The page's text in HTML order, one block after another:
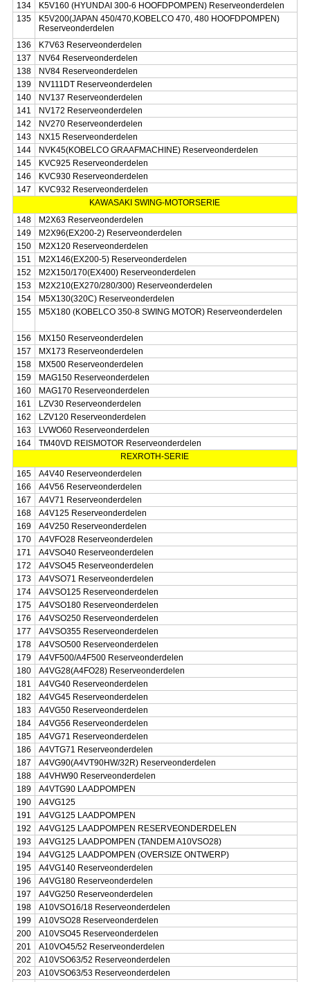
134
K5V160 (HYUNDAI 300-6 HOOFDPOMPEN) Reserveonderdelen
135
K5V200(JAPAN 450/470,KOBELCO 470, 480 HOOFDPOMPEN)
Reserveonderdelen
136
K7V63 Reserveonderdelen
137
NV64 Reserveonderdelen
138
NV84 Reserveonderdelen
139
NV111DT Reserveonderdelen
140
NV137 Reserveonderdelen
141
NV172 Reserveonderdelen
142
NV270 Reserveonderdelen
143
NX15 Reserveonderdelen
144
NVK45(KOBELCO GRAAFMACHINE) Reserveonderdelen
145
KVC925 Reserveonderdelen
146
KVC930 Reserveonderdelen
147
KVC932 Reserveonderdelen
KAWASAKI SWING-MOTORSERIE
148
M2X63 Reserveonderdelen
149
M2X96(EX200-2) Reserveonderdelen
150
M2X120 Reserveonderdelen
151
M2X146(EX200-5) Reserveonderdelen
152
M2X150/170(EX400) Reserveonderdelen
153
M2X210(EX270/280/300) Reserveonderdelen
154
M5X130(320C) Reserveonderdelen
155
M5X180 (KOBELCO 350-8 SWING MOTOR) Reserveonderdelen
156
MX150 Reserveonderdelen
157
MX173 Reserveonderdelen
158
MX500 Reserveonderdelen
159
MAG150 Reserveonderdelen
160
MAG170 Reserveonderdelen
161
LZV30 Reserveonderdelen
162
LZV120 Reserveonderdelen
163
LVWO60 Reserveonderdelen
164
TM40VD REISMOTOR Reserveonderdelen
REXROTH-SERIE
165
A4V40 Reserveonderdelen
166
A4V56 Reserveonderdelen
167
A4V71 Reserveonderdelen
168
A4V125 Reserveonderdelen
169
A4V250 Reserveonderdelen
170
A4VFO28 Reserveonderdelen
171
A4VSO40 Reserveonderdelen
172
A4VSO45 Reserveonderdelen
173
A4VSO71 Reserveonderdelen
174
A4VSO125 Reserveonderdelen
175
A4VSO180 Reserveonderdelen
176
A4VSO250 Reserveonderdelen
177
A4VSO355 Reserveonderdelen
178
A4VSO500 Reserveonderdelen
179
A4VF500/A4F500 Reserveonderdelen
180
A4VG28(A4FO28) Reserveonderdelen
181
A4VG40 Reserveonderdelen
182
A4VG45 Reserveonderdelen
183
A4VG50 Reserveonderdelen
184
A4VG56 Reserveonderdelen
185
A4VG71 Reserveonderdelen
186
A4VTG71 Reserveonderdelen
187
A4VG90(A4VT90HW/32R) Reserveonderdelen
188
A4VHW90 Reserveonderdelen
189
A4VTG90 LAADPOMPEN
190
A4VG125
191
A4VG125 LAADPOMPEN
192
A4VG125 LAADPOMPEN RESERVEONDERDELEN
193
A4VG125 LAADPOMPEN (TANDEM A10VSO28)
194
A4VG125 LAADPOMPEN (OVERSIZE ONTWERP)
195
A4VG140 Reserveonderdelen
196
A4VG180 Reserveonderdelen
197
A4VG250 Reserveonderdelen
198
A10VSO16/18 Reserveonderdelen
199
A10VSO28 Reserveonderdelen
200
A10VSO45 Reserveonderdelen
201
A10VO45/52 Reserveonderdelen
202
A10VSO63/52 Reserveonderdelen
203
A10VSO63/53 Reserveonderdelen